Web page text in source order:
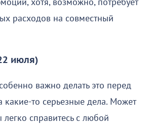
хотя, возможно, потребует
расходов на совместный
июля)
важно делать это перед
какие-то серьезные дела. Может
легко справитесь с любой